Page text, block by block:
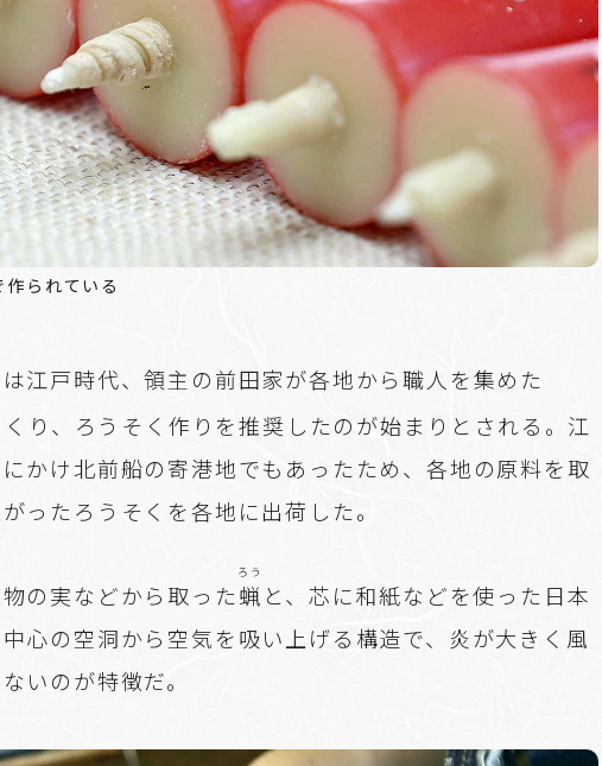
られている
江戸時代、領主の前田家が各地から職人を集めた
り、ろうそく作りを推奨したのが始まりとされる。江
かけ北前船の寄港地でもあったため、各地の原料を取
ったろうそくを各地に出荷した。
の実などから取った蝋
ろう
と、芯に和紙などを使った日本
心の空洞から空気を吸い上げる構造で、炎が大きく風
いのが特徴だ。